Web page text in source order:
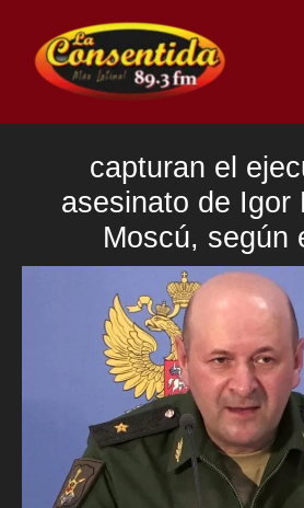
contenido
capturan el
asesinato de Igor
Moscú, según